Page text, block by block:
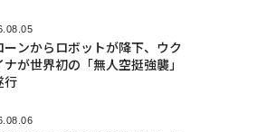
ーンからロボットが降下、ウク
ナが世界初の「無人空挺強襲」
行